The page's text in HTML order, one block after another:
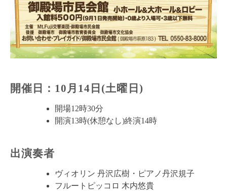
開催日：10月14日(土曜日)
開場12時30分
開演13時(休憩なし)終演14時
出演奏者
ヴィオリン 丹沢広樹・ピアノ丹沢規子
フルートピッコロ 木内悠貴